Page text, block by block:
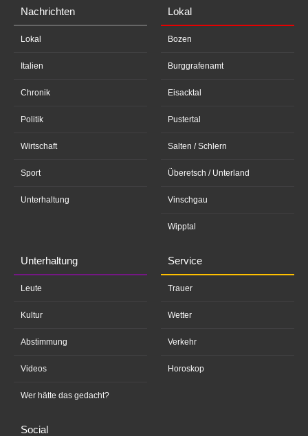
Nachrichten
Lokal
Italien
Chronik
Politik
Wirtschaft
Sport
Unterhaltung
Lokal
Bozen
Burggrafenamt
Eisacktal
Pustertal
Salten / Schlern
Überetsch / Unterland
Vinschgau
Wipptal
Unterhaltung
Leute
Kultur
Abstimmung
Videos
Wer hätte das gedacht?
Service
Trauer
Wetter
Verkehr
Horoskop
Social